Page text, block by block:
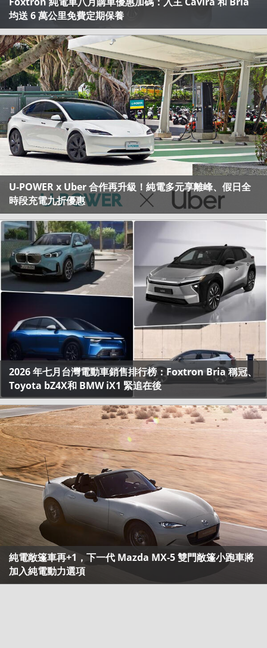
均送 6 萬公里免費定期保養
U-POWER x Uber 合作再升級！純電多元享離峰、假日全
時段充電九折優惠
2026 年七月台灣電動車銷售排行榜：Foxtron Bria 稱冠、
Toyota bZ4X和 BMW iX1 緊追在後
純電敞篷車再+1，下一代 Mazda MX-5 雙門敞篷小跑車將
加入純電動力選項